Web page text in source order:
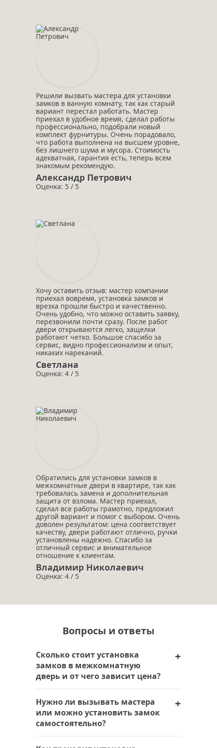
Решили вызвать мастера для установки
замков в ванную комнату, так как старый
вариант перестал работать. Мастер
приехал в удобное время, сделал работы
профессионально, подобрали новый
комплект фурнитуры. Очень порадовало,
что работа выполнена на высшем уровне,
без лишнего шума и мусора. Стоимость
адекватная, гарантия есть, теперь всем
знакомым рекомендую.
Александр Петрович
Оценка: 5 / 5
Хочу оставить отзыв: мастер компании
приехал вовремя, установка замков и
врезка прошли быстро и качественно.
Очень удобно, что можно оставить заявку,
перезвонили почти сразу. После работ
двери открываются легко, защелки
работают четко. Большое спасибо за
сервис, видно профессионализм и опыт,
никаких нареканий.
Светлана
Оценка: 4 / 5
Обратились для установки замков в
межкомнатные двери в квартире, так как
требовалась замена и дополнительная
защита от взлома. Мастер приехал,
сделал все работы грамотно, предложил
другой вариант и помог с выбором. Очень
доволен результатом: цена соответствует
качеству, двери работают отлично, ручки
установлены надежно. Спасибо за
отличный сервис и внимательное
отношение к клиентам.
Владимир Николаевич
Оценка: 4 / 5
Вопросы и ответы
Сколько стоит установка
замков в межкомнатную
дверь и от чего зависит цена?
Цена на установку замков в
межкомнатную дверь зависит от типа
механизма, сложности работ и
необходимости врезки или замены
элементов фурнитуры. В Москве и
Нужно ли вызывать мастера
или можно установить замок
самостоятельно?
Самостоятельно установить замок в